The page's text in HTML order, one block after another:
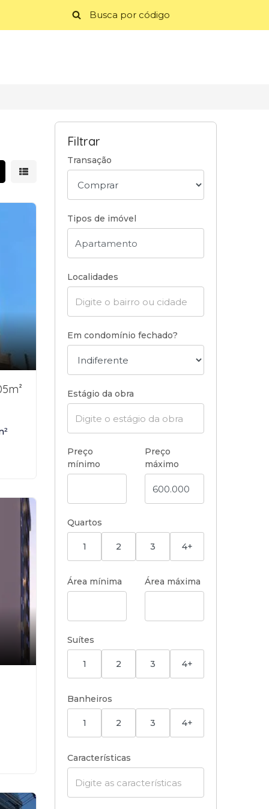
resultados em grade
Mostrar resultados em lista
Filtrar
Transação
Tipos de imóvel
Localidades
Em condomínio fechado?
Estágio da obra
Preço
mínimo
Preço
máximo
Quartos
1 2 3 4+
Área mínima Área máxima
Suítes
1 2 3 4+
Banheiros
1 2 3 4+
Características